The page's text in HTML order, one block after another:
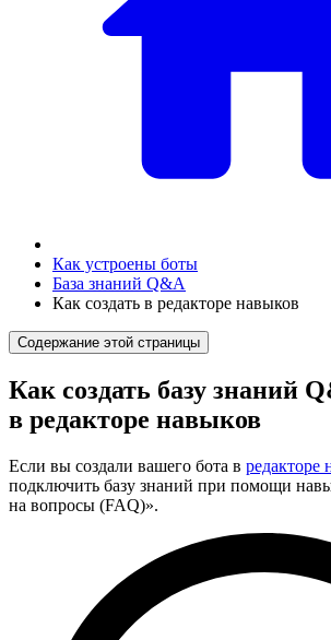
Как устроены боты
База знаний Q&A
Как создать в редакторе навыков
Содержание этой страницы
Как создать базу знаний
в редакторе навыков
Если вы создали вашего бота в редакторе
подключить базу знаний при помощи
на вопросы (FAQ)».